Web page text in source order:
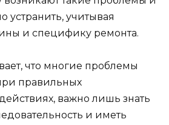
устранить, учитывая
и специфику ремонта.
что многие проблемы
правильных
важно лишь знать
и иметь